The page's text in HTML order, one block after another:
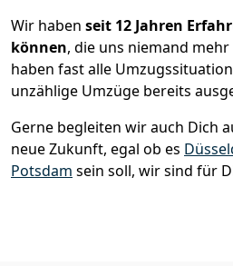
Wir haben seit 12 Jahren
können, die uns niemand
haben fast alle
unzählige Umzüge bereits
Gerne begleiten wir auch Dich
neue Zukunft, egal ob es
Potsdam sein soll, wir sind für